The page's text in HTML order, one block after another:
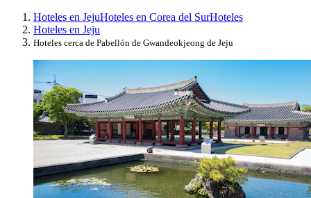
Hoteles en JejuHoteles en Corea del SurHoteles
Hoteles en Jeju
Hoteles cerca de Pabellón de Gwandeokjeong de Jeju